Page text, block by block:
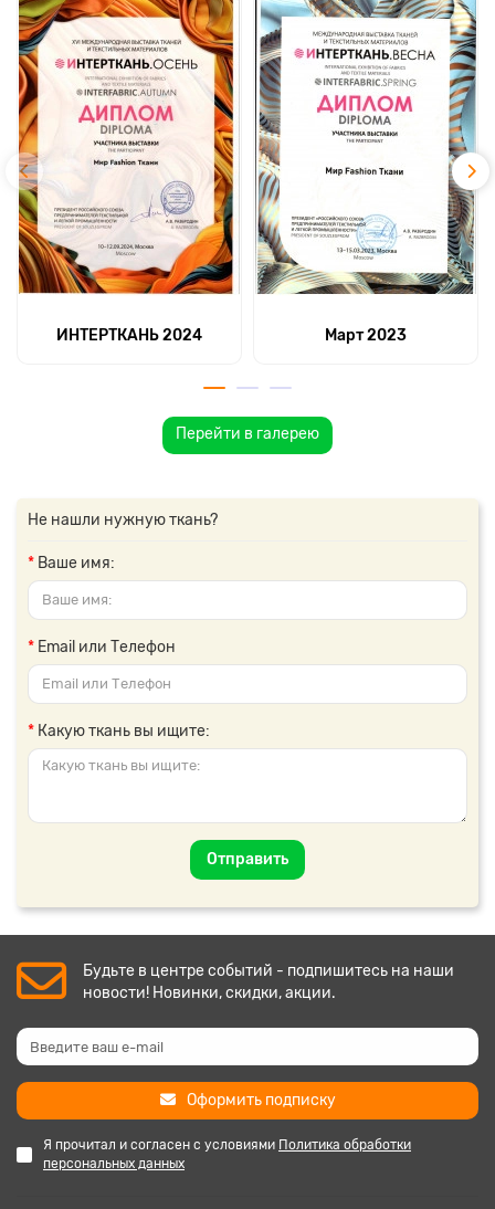
ИНТЕРТКАНЬ 2024 Март 2023
Перейти в галерею
Не нашли нужную ткань?
Ваше имя:
Email или Телефон
Какую ткань вы ищите:
Отправить
Будьте в центре событий - подпишитесь на наши
новости! Новинки, скидки, акции.
Оформить подписку
Я прочитал и согласен с условиями Политика обработки
персональных данных